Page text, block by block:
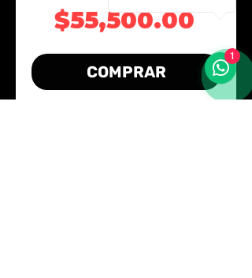
$55,500.00
COMPRAR
1